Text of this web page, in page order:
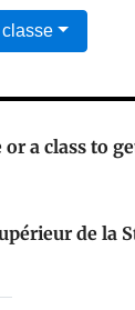
or a class to
de la